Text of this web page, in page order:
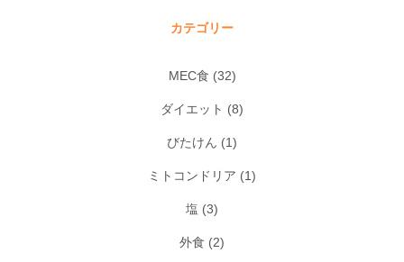
カテゴリー
MEC食 (32)
ダイエット (8)
びたけん (1)
ミトコンドリア (1)
塩 (3)
外食 (2)